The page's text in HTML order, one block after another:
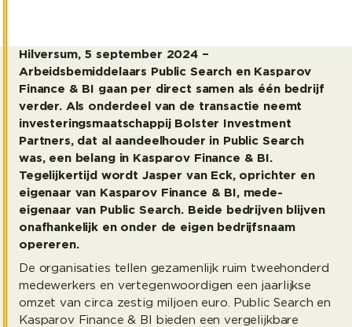
Hilversum, 5 september 2024 –
Arbeidsbemiddelaars Public Search en Kasparov
Finance & BI gaan per direct samen als één bedrijf
verder. Als onderdeel van de transactie neemt
investeringsmaatschappij Bolster Investment
Partners, dat al aandeelhouder in Public Search
was, een belang in Kasparov Finance & BI.
Tegelijkertijd wordt Jasper van Eck, oprichter en
eigenaar van Kasparov Finance & BI, mede-
eigenaar van Public Search. Beide bedrijven blijven
onafhankelijk en onder de eigen bedrijfsnaam
opereren.
De organisaties tellen gezamenlijk ruim tweehonderd
medewerkers en vertegenwoordigen een jaarlijkse
omzet van circa zestig miljoen euro. Public Search en
Kasparov Finance & BI bieden een vergelijkbare